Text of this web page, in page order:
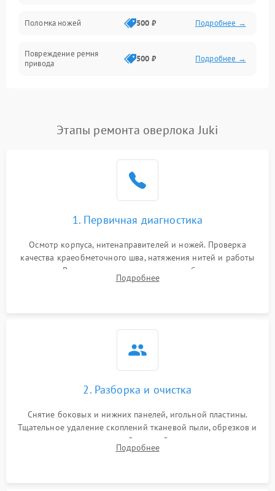
Поломка ножей 500 ₽ Подробнее →
Повреждение ремня
привода
500 ₽ Подробнее →
Неисправность системы
подачи масла
1500 ₽ Подробнее →
500 ₽
защиты от засоров
500 ₽ Подробнее →
Этапы ремонта оверлока Juki
1. Первичная диагностика
Осмотр корпуса, нитенаправителей и ножей. Проверка
качества краеобметочного шва, натяжения нитей и работы
педали. Выявление пропусков стежков, обрывов нити,
заклинивания или тупого среза ткани на тестовом образце.
Подробнее
2. Разборка и очистка
Снятие боковых и нижних панелей, игольной пластины.
Тщательное удаление скоплений тканевой пыли, обрезков и
очесов из зоны петлителей и ножей с помощью жестких
кистей, пинцета и потока сжатого воздуха.
Подробнее